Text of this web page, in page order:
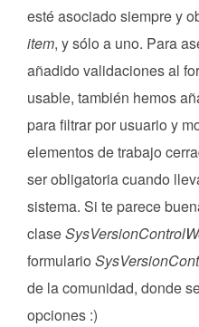
esté asociado siempre y
item, y sólo a uno. Para
añadido validaciones al
usable, también hemos
para filtrar por usuario y
elementos de trabajo
ser obligatoria cuando
sistema. Si te parece
clase
formulario
de la comunidad, donde
opciones :)